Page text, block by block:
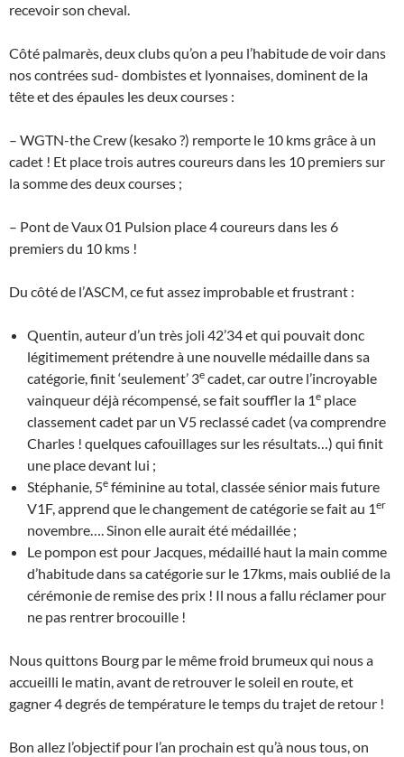
recevoir son cheval.
Côté palmarès, deux clubs qu’on a peu l’habitude de voir dans
nos contrées sud- dombistes et lyonnaises, dominent de la
tête et des épaules les deux courses :
– WGTN-the Crew (kesako ?) remporte le 10 kms grâce à un
cadet ! Et place trois autres coureurs dans les 10 premiers sur
la somme des deux courses ;
– Pont de Vaux 01 Pulsion place 4 coureurs dans les 6
premiers du 10 kms !
Du côté de l’ASCM, ce fut assez improbable et frustrant :
Quentin, auteur d’un très joli 42’34 et qui pouvait donc
légitimement prétendre à une nouvelle médaille dans sa
catégorie, finit ‘seulement’ 3e cadet, car outre l’incroyable
vainqueur déjà récompensé, se fait souffler la 1e place
classement cadet par un V5 reclassé cadet (va comprendre
Charles ! quelques cafouillages sur les résultats…) qui finit
une place devant lui ;
Stéphanie, 5e féminine au total, classée sénior mais future
V1F, apprend que le changement de catégorie se fait au 1er
novembre…. Sinon elle aurait été médaillée ;
Le pompon est pour Jacques, médaillé haut la main comme
d’habitude dans sa catégorie sur le 17kms, mais oublié de la
cérémonie de remise des prix ! Il nous a fallu réclamer pour
ne pas rentrer brocouille !
Nous quittons Bourg par le même froid brumeux qui nous a
accueilli le matin, avant de retrouver le soleil en route, et
gagner 4 degrés de température le temps du trajet de retour !
Bon allez l’objectif pour l’an prochain est qu’à nous tous, on